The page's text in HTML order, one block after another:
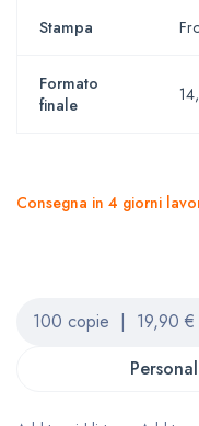
Stampa
Formato
finale
Consegna in 4 giorni